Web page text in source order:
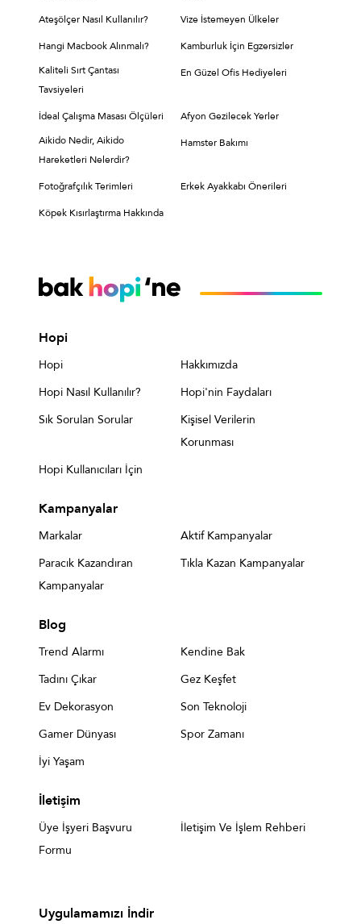
Ateşölçer Nasıl Kullanılır? Vize İstemeyen Ülkeler
Hangi Macbook Alınmalı?
Kamburluk İçin Egzersizler
Kaliteli Sırt Çantası
Tavsiyeleri
En Güzel Ofis Hediyeleri
İdeal Çalışma Masası Ölçüleri
Afyon Gezilecek Yerler
Aikido Nedir, Aikido
Hareketleri Nelerdir?
Hamster Bakımı
Fotoğrafçılık Terimleri Erkek Ayakkabı Önerileri
Köpek Kısırlaştırma Hakkında
Hopi
Hopi
Hakkımızda
Hopi Nasıl Kullanılır?
Hopi'nin Faydaları
Sık Sorulan Sorular
Kişisel Verilerin
Korunması
Hopi Kullanıcıları İçin
Kampanyalar
Markalar
Aktif Kampanyalar
Paracık Kazandıran
Kampanyalar
Tıkla Kazan Kampanyalar
Blog
Trend Alarmı
Kendine Bak
Tadını Çıkar
Gez Keşfet
Ev Dekorasyon
Son Teknoloji
Gamer Dünyası
Spor Zamanı
İyi Yaşam
İletişim
Üye İşyeri Başvuru
Formu
İletişim Ve İşlem Rehberi
Uygulamamızı İndir